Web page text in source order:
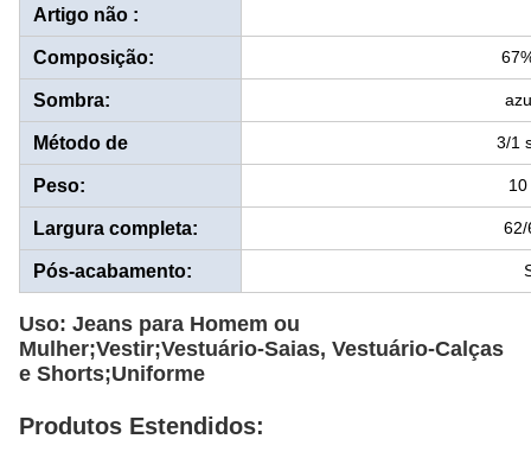
Artigo não :
Composição:
Sombra:
Método de
Tecelagem:
3/1
Peso:
Largura completa: 62/
Pós-acabamento:
Uso: Jeans para Homem ou
Mulher;Vestir;Vestuário-Saias, Vestuário-Calças
e Shorts;Uniforme
Produtos Estendidos: